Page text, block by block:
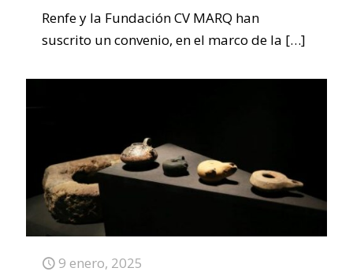
Renfe y la Fundación CV MARQ han
suscrito un convenio, en el marco de la […]
9 enero, 2025